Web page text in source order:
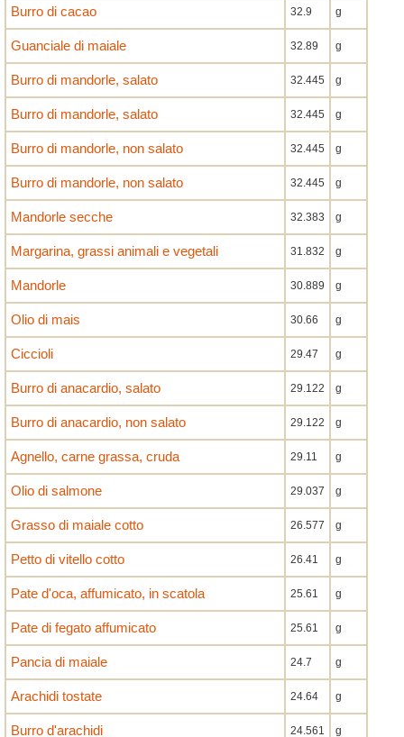
Burro di cacao 32.9 g
Guanciale di maiale 32.89 g
Burro di mandorle, salato 32.445 g
Burro di mandorle, salato 32.445 g
Burro di mandorle, non salato 32.445 g
Burro di mandorle, non salato 32.445 g
Mandorle secche 32.383 g
Margarina, grassi animali e vegetali 31.832 g
Mandorle 30.889 g
Olio di mais 30.66 g
Ciccioli 29.47 g
Burro di anacardio, salato 29.122 g
Burro di anacardio, non salato 29.122 g
Agnello, carne grassa, cruda 29.11 g
Olio di salmone 29.037 g
Grasso di maiale cotto 26.577 g
Petto di vitello cotto 26.41 g
Pate d'oca, affumicato, in scatola 25.61 g
Pate di fegato affumicato 25.61 g
Pancia di maiale 24.7 g
Arachidi tostate 24.64 g
Burro d'arachidi 24.561 g